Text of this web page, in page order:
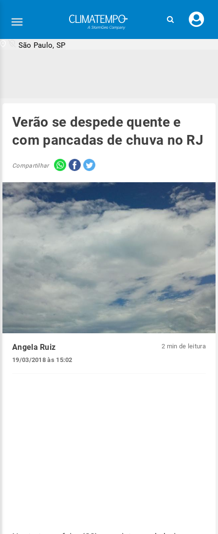
seu
São Paulo, SP
Verão se despede quente e
com pancadas de chuva no RJ
Compartilhar
Angela Ruiz
19/03/2018 às 15:02
2 min de leitura